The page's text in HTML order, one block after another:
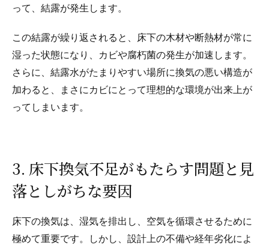
って、結露が発生します。
この結露が繰り返されると、床下の木材や断熱材が常に
湿った状態になり、カビや腐朽菌の発生が加速します。
さらに、結露水がたまりやすい場所に換気の悪い構造が
加わると、まさにカビにとって理想的な環境が出来上が
ってしまいます。
3. 床下換気不足がもたらす問題と見
落としがちな要因
床下の換気は、湿気を排出し、空気を循環させるために
極めて重要です。しかし、設計上の不備や経年劣化によ